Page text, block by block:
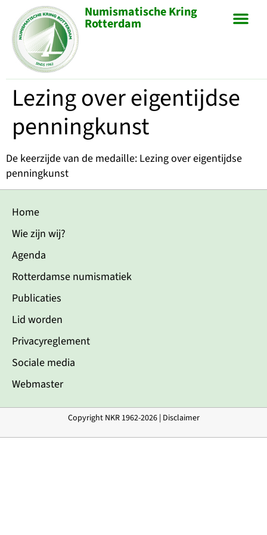
Numismatische Kring
Rotterdam
Lezing over eigentijdse
penningkunst
De keerzijde van de medaille: Lezing over eigentijdse
penningkunst
Home
Wie zijn wij?
Agenda
Rotterdamse numismatiek
Publicaties
Lid worden
Privacyreglement
Sociale media
Webmaster
Copyright NKR 1962-2026 | Disclaimer